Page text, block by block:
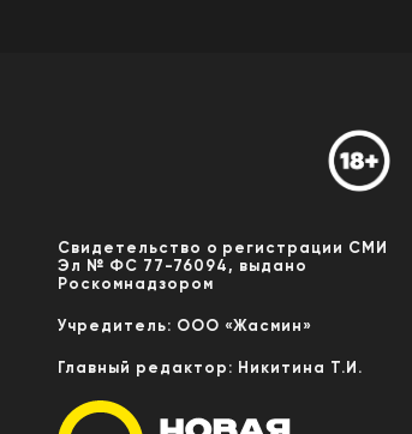
Свидетельство о регистрации СМИ
Эл № ФС 77-76094, выдано
Роскомнадзором
Учредитель: ООО «Жасмин»
Главный редактор: Никитина Т.И.